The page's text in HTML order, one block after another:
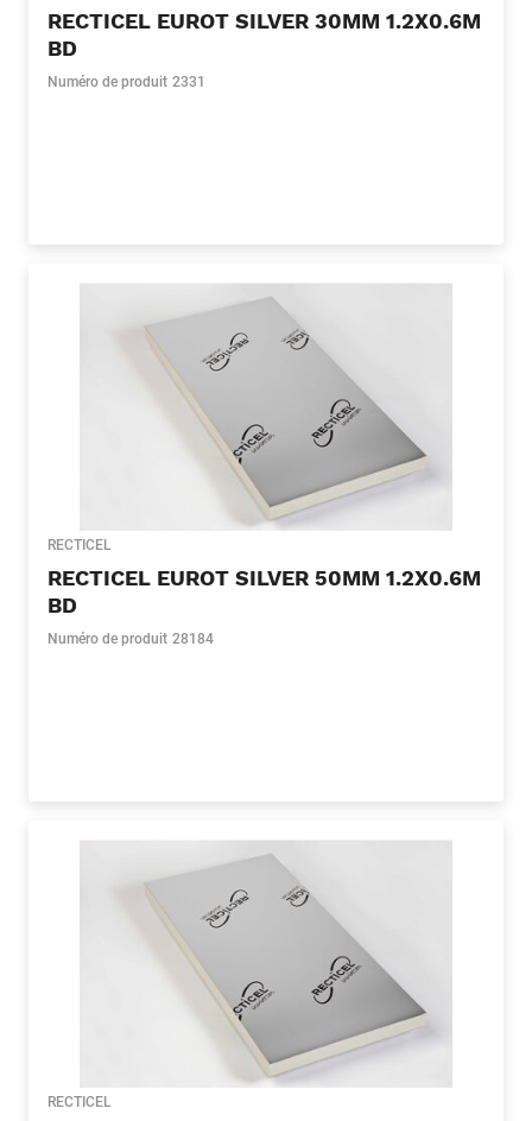
RECTICEL EUROT SILVER 30MM 1.2X0.6M
BD
Numéro de produit 2331
RECTICEL
RECTICEL EUROT SILVER 50MM 1.2X0.6M
BD
Numéro de produit 28184
RECTICEL